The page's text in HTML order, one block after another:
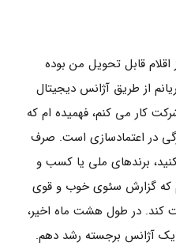
قابل تحویل من بوده
از طریق آژانس دیجیتال
کار می کنم، فهمیده ام که
در اعتمادسازی است. صرف
برندهای ملی یا کسب و
که گزارش سئوی خوب و قوی
کند. در طول هشت ماه اخیر،
یک آژانس برجسته رشد دهم.